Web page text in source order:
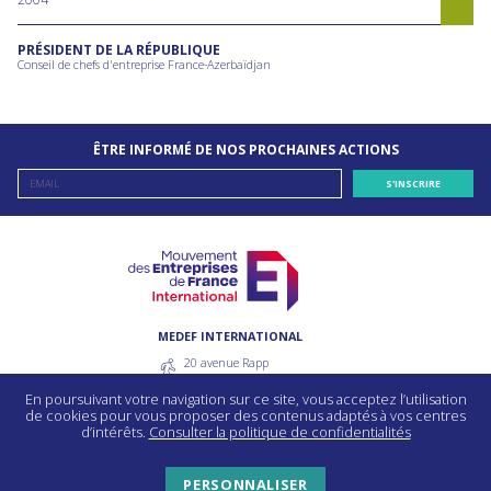
PRÉSIDENT DE LA RÉPUBLIQUE
Conseil de chefs d'entreprise France-Azerbaïdjan
ÊTRE INFORMÉ DE NOS PROCHAINES ACTIONS
MEDEF INTERNATIONAL
20 avenue Rapp
75007 Paris - France
55 avenue bosquet
75330 Paris Cedex 7 - France
En poursuivant votre navigation sur ce site, vous acceptez l’utilisation
de cookies pour vous proposer des contenus adaptés à vos centres
d’intérêts. Consulter la politique de confidentialités
PERSONNALISER